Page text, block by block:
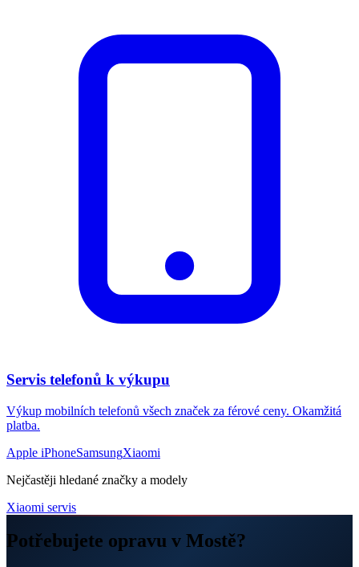
Servis telefonů k výkupu
Výkup mobilních telefonů všech značek za férové ceny. Okamžitá
platba.
Apple iPhoneSamsungXiaomi
Nejčastěji hledané značky a modely
Xiaomi servis
Potřebujete opravu v Mostě?